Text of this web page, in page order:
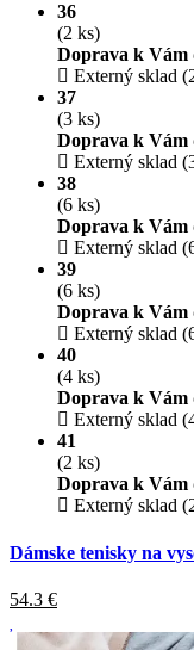
36
(2 ks)
Doprava k Vám
Externý sklad
37
(3 ks)
Doprava k Vám
Externý sklad
38
(6 ks)
Doprava k Vám
Externý sklad
39
(6 ks)
Doprava k Vám
Externý sklad
40
(4 ks)
Doprava k Vám
Externý sklad
41
(2 ks)
Doprava k Vám
Externý sklad
Dámske tenisky na
54.3 €